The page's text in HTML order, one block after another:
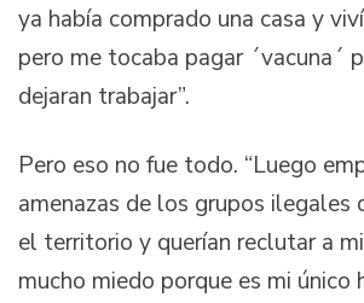
ya había comprado una casa y
pero me tocaba pagar ´vacuna´
dejaran trabajar”.
Pero eso no fue todo. “Luego
amenazas de los grupos ilegales
el territorio y querían reclutar a
mucho miedo porque es mi único